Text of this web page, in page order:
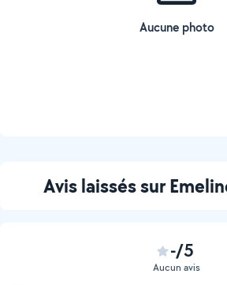
Aucune photo
Avis laissés sur
-/5
Aucun avis